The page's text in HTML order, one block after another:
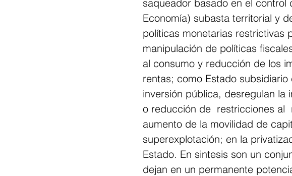
saqueador basado en el control
Economía) subasta territorial y
políticas monetarias restrictivas
manipulación de políticas
al consumo y reducción de los
rentas; como Estado
inversión pública, desregulan la
o reducción de  restricciones al
aumento de la movilidad de
superexplotación; en la
Estado. En sintesis son un
dejan en un permanente